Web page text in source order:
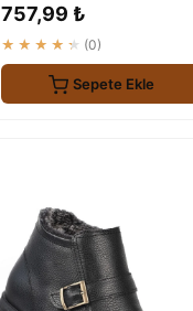
Geçirmez
757,99 ₺
★★★★★ (0)
Sepete Ekle